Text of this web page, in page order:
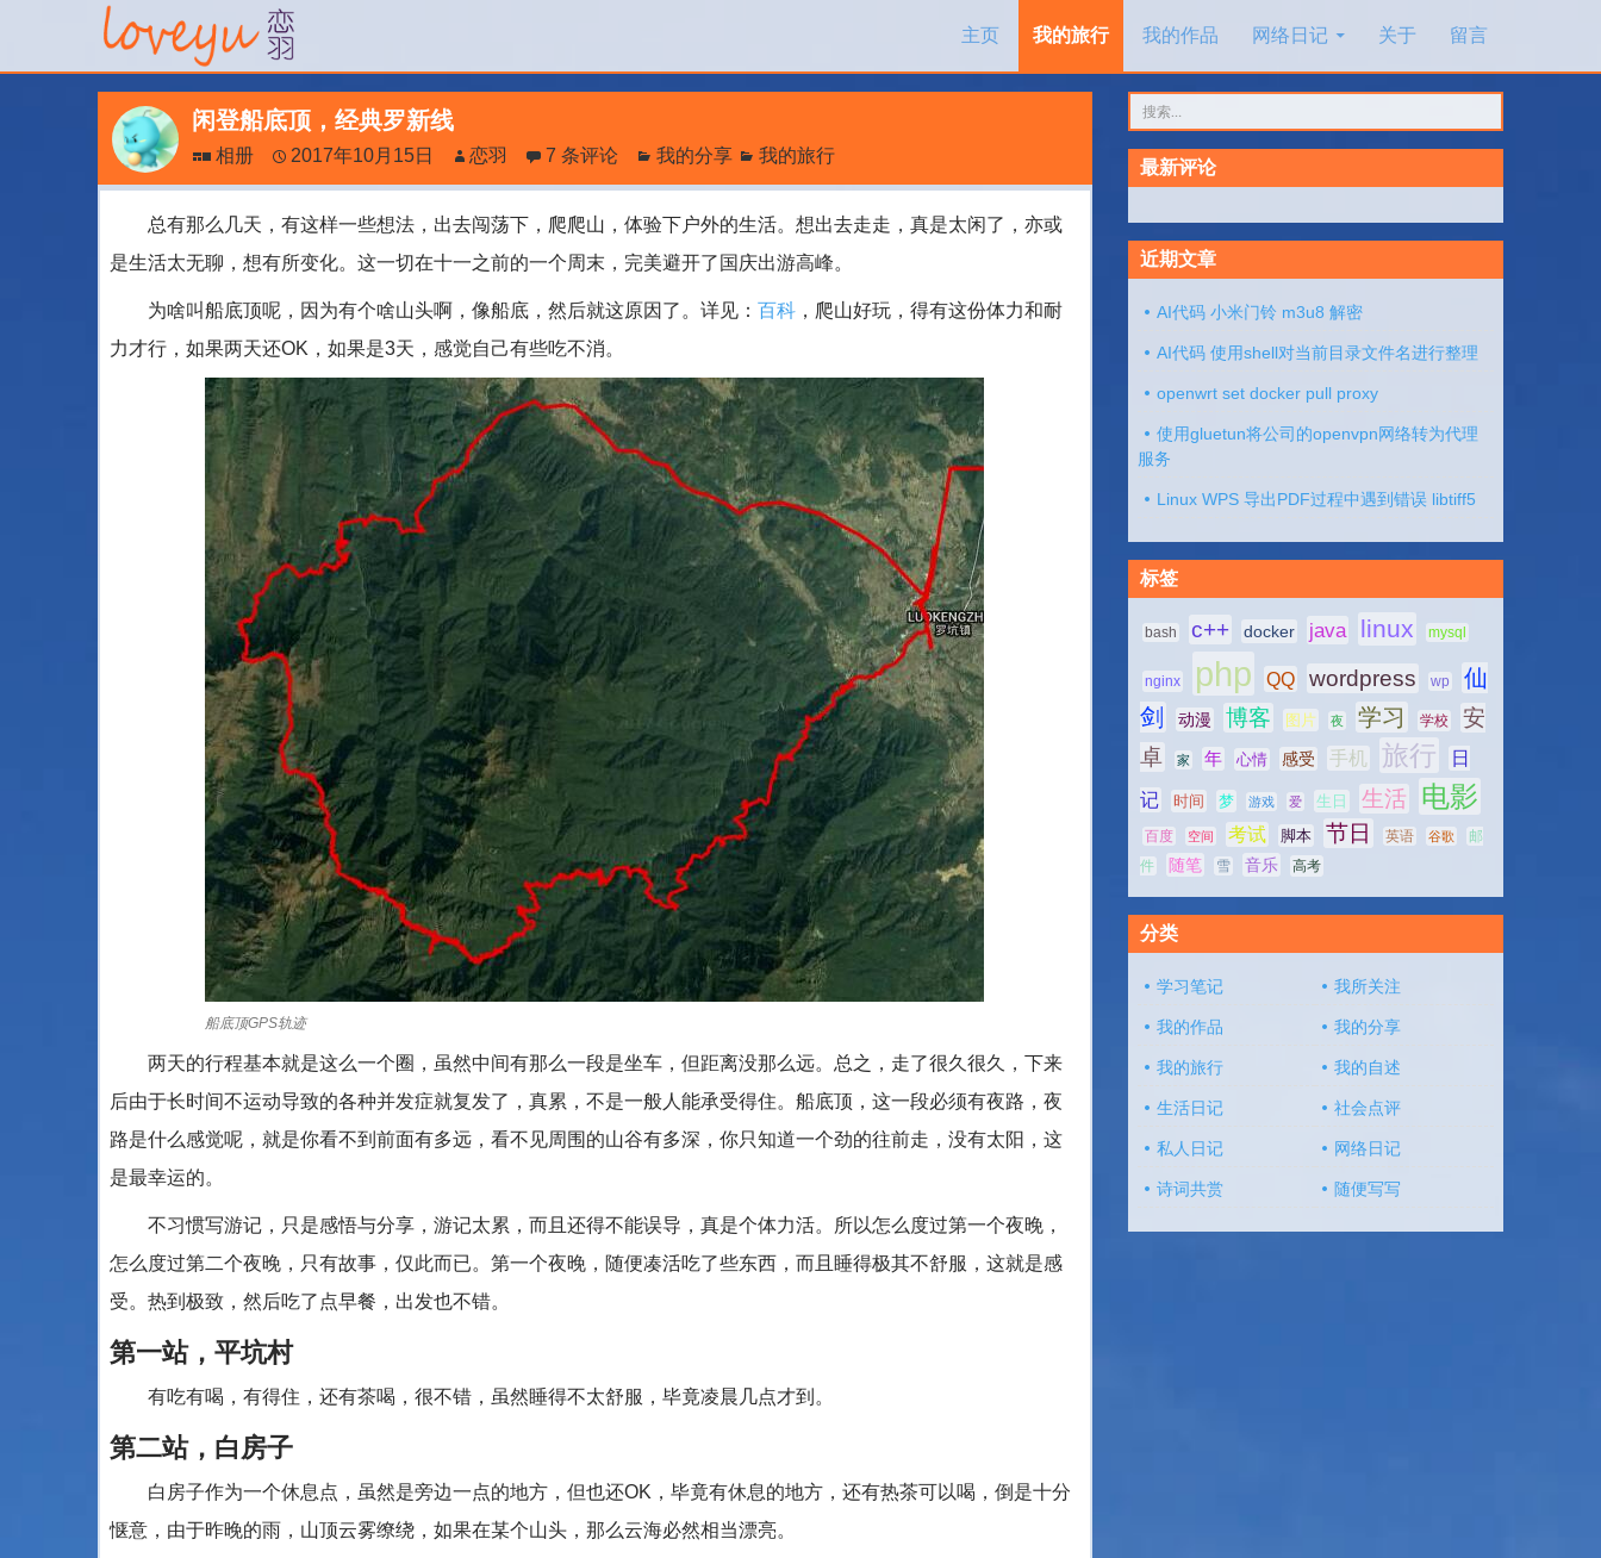
主页
我的旅行 我的作品 网络日记 关于 留言
闲登船底顶，经典罗新线
相册 2017年10月15日 恋羽 7 条评论 我的分享 我的旅行
总有那么几天，有这样一些想法，出去闯荡下，爬爬山，体验下户外的生活。想出去走走，真是太闲了，亦或
是生活太无聊，想有所变化。这一切在十一之前的一个周末，完美避开了国庆出游高峰。
为啥叫船底顶呢，因为有个啥山头啊，像船底，然后就这原因了。详见： 百科 ，爬山好玩，得有这份体力和耐
力才行，如果两天还OK，如果是3天，感觉自己有些吃不消。
船底顶GPS轨迹
两天的行程基本就是这么一个圈，虽然中间有那么一段是坐车，但距离没那么远。总之，走了很久很久，下来
后由于长时间不运动导致的各种并发症就复发了，真累，不是一般人能承受得住。船底顶，这一段必须有夜路，夜
路是什么感觉呢，就是你看不到前面有多远，看不见周围的山谷有多深，你只知道一个劲的往前走，没有太阳，这
是最幸运的。
不习惯写游记，只是感悟与分享，游记太累，而且还得不能误导，真是个体力活。所以怎么度过第一个夜晚，
怎么度过第二个夜晚，只有故事，仅此而已。第一个夜晚，随便凑活吃了些东西，而且睡得极其不舒服，这就是感
受。热到极致，然后吃了点早餐，出发也不错。
第一站，平坑村
有吃有喝，有得住，还有茶喝，很不错，虽然睡得不太舒服，毕竟凌晨几点才到。
第二站，白房子
白房子作为一个休息点，虽然是旁边一点的地方，但也还OK，毕竟有休息的地方，还有热茶可以喝，倒是十分
惬意，由于昨晚的雨，山顶云雾缭绕，如果在某个山头，那么云海必然相当漂亮。
索：
最新评论
近期文章
AI代码 小米门铃 m3u8 解密
AI代码 使用shell对当前目录文件名进行整理
openwrt set docker pull proxy
使用gluetun将公司的openvpn网络转为代理
服务
Linux WPS 导出PDF过程中遇到错误 libtiff5
标签
bash c++ docker java linux mysql
nginx php QQ wordpress wp
仙
剑
动漫 博客 图片 夜 学习 学校
安
卓
家 年 心情 感受 手机 旅行 日
记 时间 梦 游戏 爱 生日 生活 电影
百度 空间 考试 脚本 节日 英语 谷歌 邮
件 随笔 雪 音乐 高考
分类
学习笔记 我所关注
我的作品 我的分享
我的旅行 我的自述
生活日记 社会点评
私人日记 网络日记
诗词共赏 随便写写